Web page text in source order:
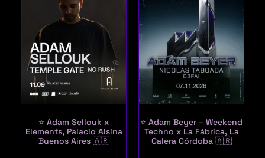
⭐ Adam Sellouk x
Elements, Palacio Alsina
Buenos Aires 🇦🇷
⭐ Adam Beyer – Weekend
Techno x La Fábrica, La
Calera Córdoba 🇦🇷